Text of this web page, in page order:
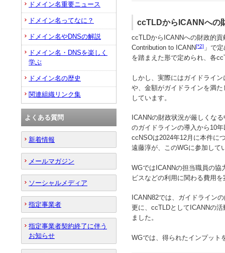
ccTLDからICANNへの
ccTLDからICANNへの財政的
Contribution to ICANN[*2] 」で
を踏まえた形で定められ、各
しかし、実際にはガイドライ
や、金額がガイドラインを満
しています。
ICANNの財政状況が厳しくな
のガイドラインの導入から10
ccNSOは2024年12月に本件に
遠藤淳が、このWGに参加して
WGではICANNの担当職員の
ビスなどの利用に関わる費用
ICANN82では、ガイドライン
更に、ccTLDとしてICANNの
ました。
WGでは、得られたインプット
ドメイン名重要ニュース
ドメイン名ってなに？
ドメイン名やDNSの解説
ドメイン名・DNSを楽しく
学ぶ
ドメイン名の歴史
関連組織リンク集
よくある質問
新着情報
メールマガジン
ソーシャルメディア
指定事業者
指定事業者契約終了に伴う
お知らせ